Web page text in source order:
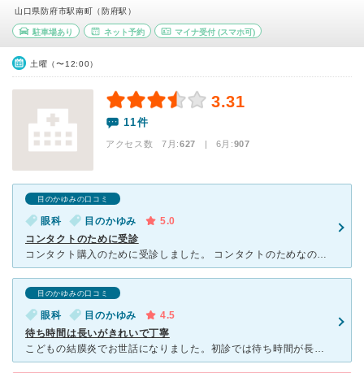
山口県防府市駅南町（防府駅）
駐車場あり ネット予約 マイナ受付 (スマホ可)
土曜（〜12:00）
3.31
11件
アクセス数 7月:627 | 6月:907
目のかゆみの口コミ
眼科 目のかゆみ
5.0
コンタクトのために受診
コンタクト購入のために受診しました。 コンタクトのためなので特に異常はないからなのか、呼ばれるのも早いし、看護士さんもテキパキと仕事をこなしている感じです。 初めてコンタクトをつけるのだと、練習も
目のかゆみの口コミ
眼科 目のかゆみ
4.5
待ち時間は長いがきれいで丁寧
こどもの結膜炎でお世話になりました。初診では待ち時間が長く、幼いこどもと待つのは非常に大変でした。 病院はとてもきれいで、開放感のある病院です。設備も新しいと思います。最寄り駅から徒歩圏内ですが、駐